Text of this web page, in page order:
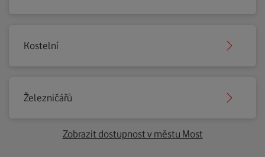
Kostelní
Železničářů
Zobrazit dostupnost v městu Most